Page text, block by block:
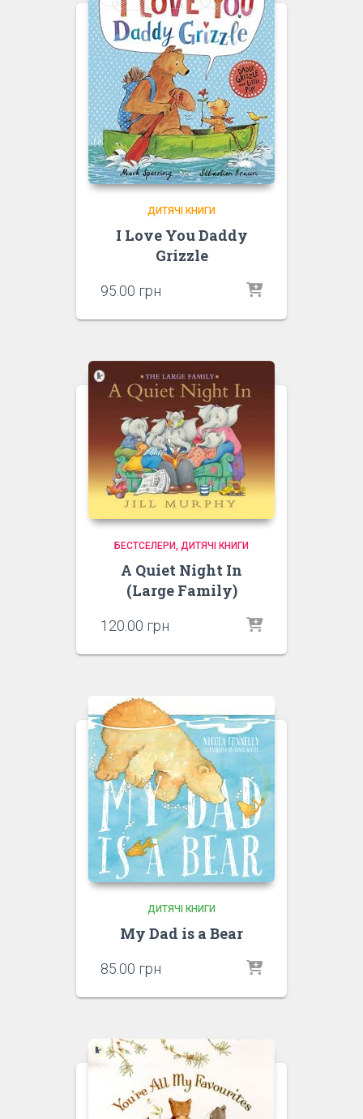
ДИТЯЧІ КНИГИ
I Love You Daddy
Grizzle
95.00 грн
БЕСТСЕЛЕРИ ДИТЯЧІ КНИГИ
A Quiet Night In
(Large Family)
120.00 грн
ДИТЯЧІ КНИГИ
My Dad is a Bear
85.00 грн